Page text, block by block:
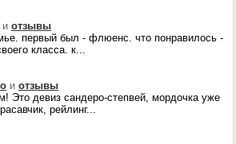
и отзывы
первый был - флюенс. что понравилось -
класса. к...
и отзывы
Это девиз сандеро-степвей, мордочка уже
рейлинг...